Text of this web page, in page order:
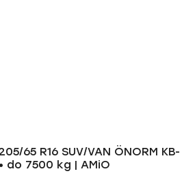
65 R16 SUV/VAN ÖNORM KB-
do 7500 kg | AMiO